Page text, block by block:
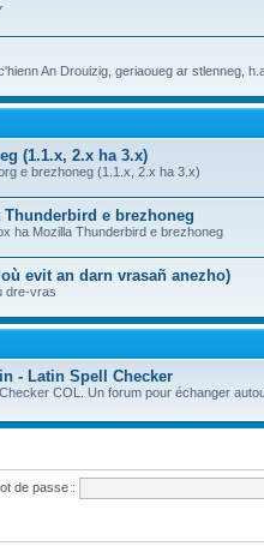
An Drouizig, geriaoueg ar stlenneg,
(1.1.x, 2.x ha 3.x)
e brezhoneg (1.1.x, 2.x ha 3.x)
e brezhoneg
ha Mozilla Thunderbird e brezhoneg
evit an darn vrasañ anezho)
dre-vras
- Latin Spell Checker
COL. Un forum pour échanger
de passe :